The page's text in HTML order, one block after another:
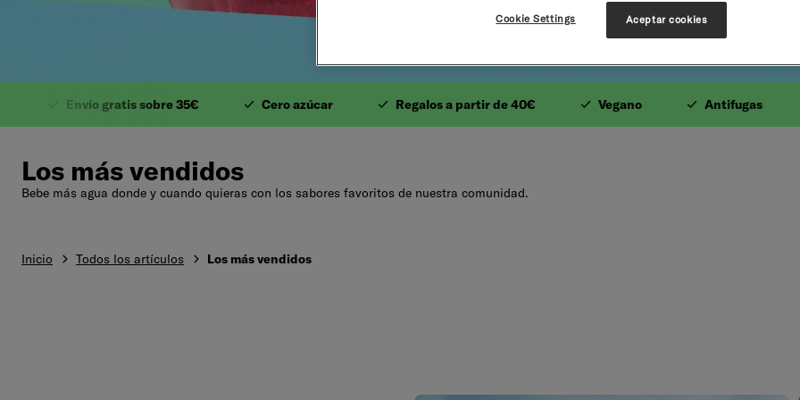
1. Valiosas Vitaminas.2. Envío gratis
Envío gratis sobre 35€ Cero azúcar Regalos a partir de 40€ Vegano Antifugas
Los más vendidos
Bebe más agua donde y cuando quieras con los sabores favoritos de nuestra comunidad.
Inicio Todos los artículos Los más vendidos
Aceptar cookies
Cookie Settings